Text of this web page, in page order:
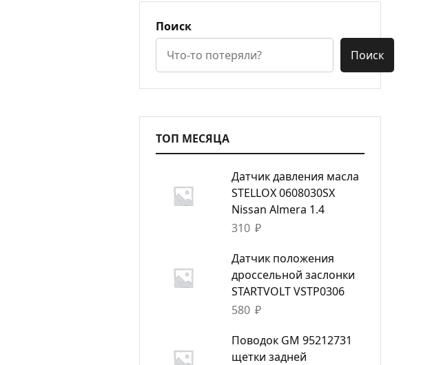
Поиск
Поиск
ТОП МЕСЯЦА
Датчик давления масла
STELLOX 0608030SX
Nissan Almera 1.4
310 ₽
Датчик положения
дроссельной заслонки
STARTVOLT VSTP0306
580 ₽
Поводок GM 95212731
щетки задней